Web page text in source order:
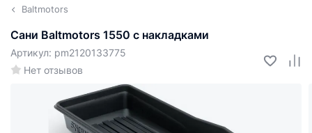
Baltmotors
Сани Baltmotors 1550 с накладками
Нет отзывов
Артикул: pm2120133775